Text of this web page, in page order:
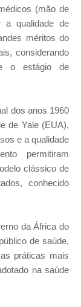
(mão de
a qualidade de
méritos do
considerando
e o estágio de
dos anos 1960
de Yale (EUA),
e a qualidade
permitiram
clássico de
conhecido
da África do
de saúde,
práticas mais
na saúde